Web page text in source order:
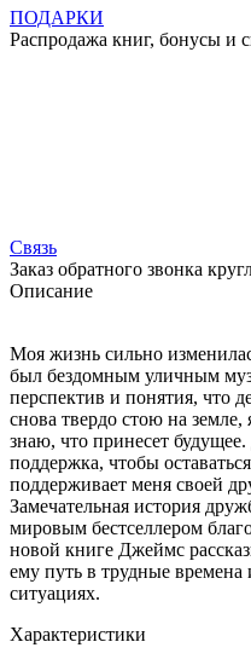
ПОДАРКИ
Распродажа книг, бонусы и
Связь
Заказ обратного звонка
Описание
Моя жизнь сильно
был бездомным уличным
перспектив и понятия, что
снова твердо стою на
знаю, что принесет
поддержка, чтобы
поддерживает меня своей
Замечательная история
мировым бестселлером
новой книге Джеймс
ему путь в трудные
ситуациях.
Характеристики